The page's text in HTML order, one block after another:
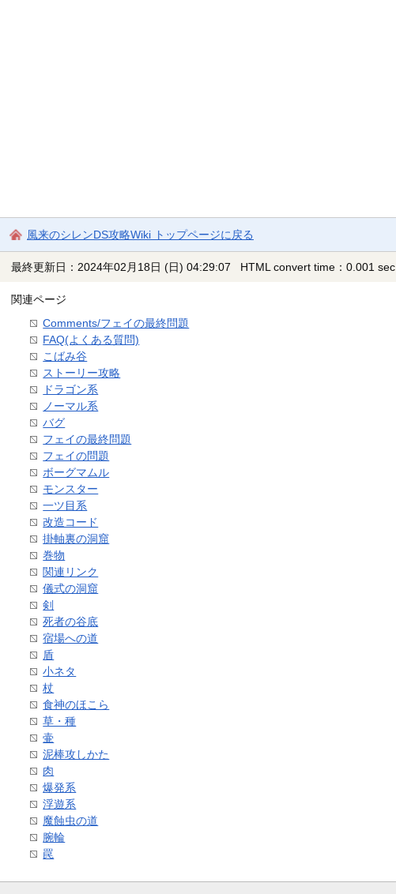
風来のシレンDS攻略Wiki トップページに戻る
最終更新日：2024年02月18日 (日) 04:29:07 HTML convert time：0.001 sec.
関連ページ
Comments/フェイの最終問題
FAQ(よくある質問)
こばみ谷
ストーリー攻略
ドラゴン系
ノーマル系
バグ
フェイの最終問題
フェイの問題
ボーグマムル
モンスター
一ツ目系
改造コード
掛軸裏の洞窟
巻物
関連リンク
儀式の洞窟
剣
死者の谷底
宿場への道
盾
小ネタ
杖
食神のほこら
草・種
壷
泥棒攻しかた
肉
爆発系
浮遊系
魔蝕虫の道
腕輪
罠